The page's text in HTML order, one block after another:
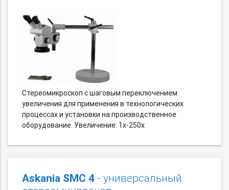
Стереомикроскоп с шаговым переключением
увеличения для применения в технологических
процессах и установки на производственное
оборудование. Увеличение: 1х-250х
Askania SMC 4 - универсальный